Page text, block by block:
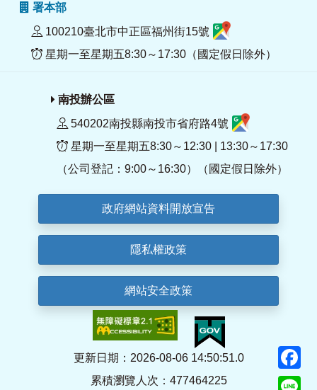
署本部
100210臺北市中正區福州街15號
星期一至星期五8:30～17:30（國定假日除外）
南投辦公區
540202南投縣南投市省府路4號
星期一至星期五8:30～12:30 | 13:30～17:30
（公司登記：9:00～16:30）（國定假日除外）
政府網站資料開放宣告
隱私權政策
網站安全政策
更新日期：2026-08-06 14:50:51.0
累積瀏覽人次：477464225